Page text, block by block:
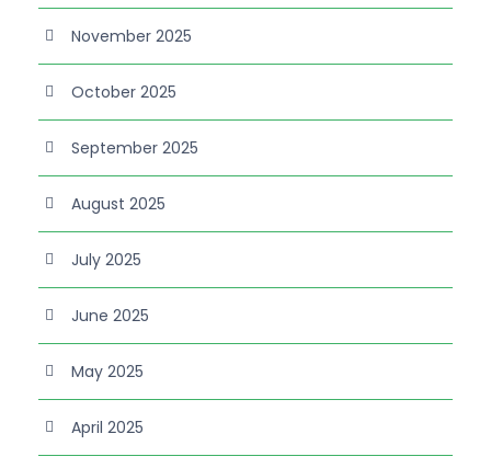
November 2025
October 2025
September 2025
August 2025
July 2025
June 2025
May 2025
April 2025